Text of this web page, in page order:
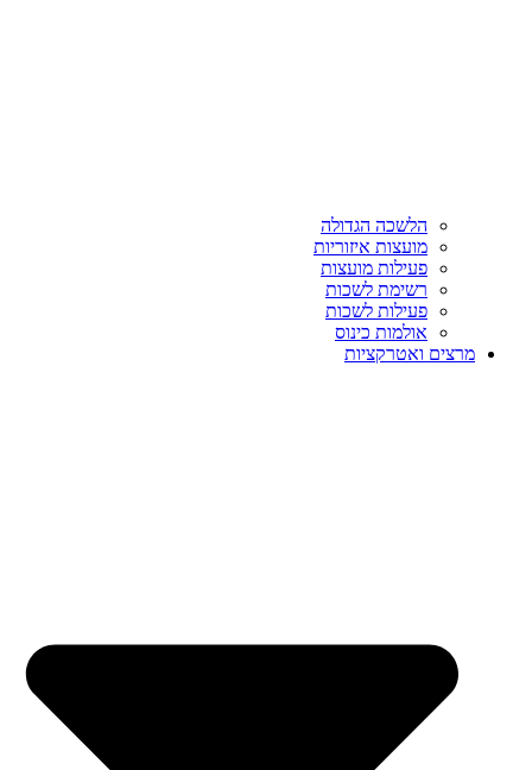
הלשכה הגדולה
מועצות איזוריות
פעילות מועצות
רשימת לשכות
פעילות לשכות
אולמות כינוס
מרצים ואטרקציות